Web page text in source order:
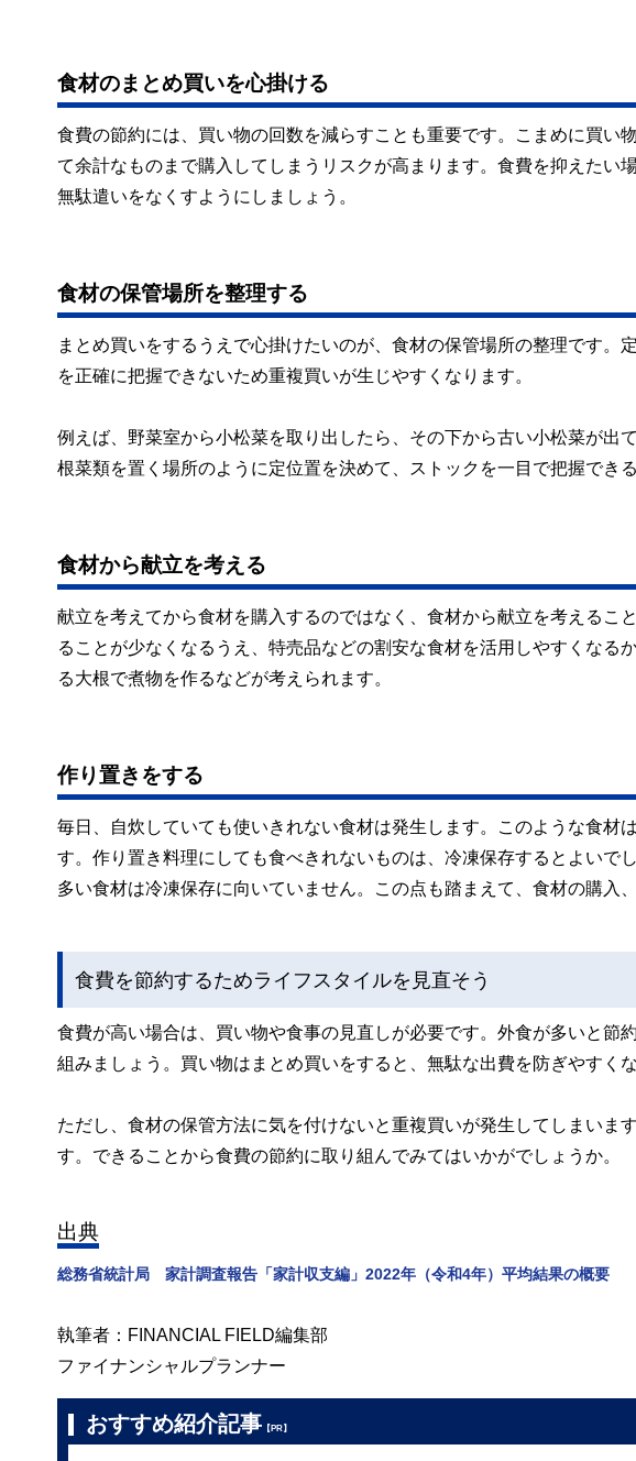
食材のまとめ買いを心掛ける
食費の節約には、買い物の回数を減らすことも重要です。こまめに買い
て余計なものまで購入してしまうリスクが高まります。食費を抑えたい
無駄遣いをなくすようにしましょう。
食材の保管場所を整理する
まとめ買いをするうえで心掛けたいのが、食材の保管場所の整理です。
を正確に把握できないため重複買いが生じやすくなります。
例えば、野菜室から小松菜を取り出したら、その下から古い小松菜が出
根菜類を置く場所のように定位置を決めて、ストックを一目で把握でき
食材から献立を考える
献立を考えてから食材を購入するのではなく、食材から献立を考えるこ
ることが少なくなるうえ、特売品などの割安な食材を活用しやすくなる
る大根で煮物を作るなどが考えられます。
作り置きをする
毎日、自炊していても使いきれない食材は発生します。このような食材
す。作り置き料理にしても食べきれないものは、冷凍保存するとよいで
多い食材は冷凍保存に向いていません。この点も踏まえて、食材の購入
食費を節約するためライフスタイルを見直そう
食費が高い場合は、買い物や食事の見直しが必要です。外食が多いと節
組みましょう。買い物はまとめ買いをすると、無駄な出費を防ぎやすくな
ただし、食材の保管方法に気を付けないと重複買いが発生してしまいま
す。できることから食費の節約に取り組んでみてはいかがでしょうか。
出典
総務省統計局 家計調査報告「家計収支編」2022年（令和4年）平均結果の概要
執筆者：FINANCIAL FIELD編集部
ファイナンシャルプランナー
おすすめ紹介記事 【PR】